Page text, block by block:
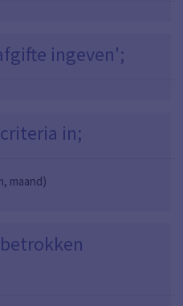
ingeven';
in;
maand)